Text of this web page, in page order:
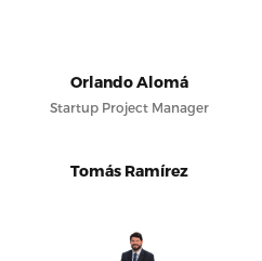
Orlando Alomá
Startup Project Manager
Tomás Ramírez